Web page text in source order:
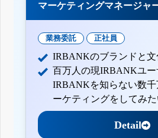
マーケティングマネージャ
業務委託 正社員
IRBANKのブランドと文
百万人の現IRBANKユ
IRBANKを知らない数
ーケティングをしてみた
Detail